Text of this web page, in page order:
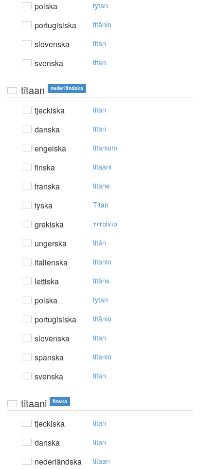
polska tytan
portugisiska titânio
slovenska titan
svenska titan
titaan nederländska
tjeckiska titan
danska titan
engelska titanium
finska titaani
franska titane
tyska Titan
grekiska τιτάvιo
ungerska titán
italienska titanio
lettiska titāns
polska tytan
portugisiska titânio
slovenska titan
spanska titanio
svenska titan
titaani finska
tjeckiska titan
danska titan
nederländska titaan